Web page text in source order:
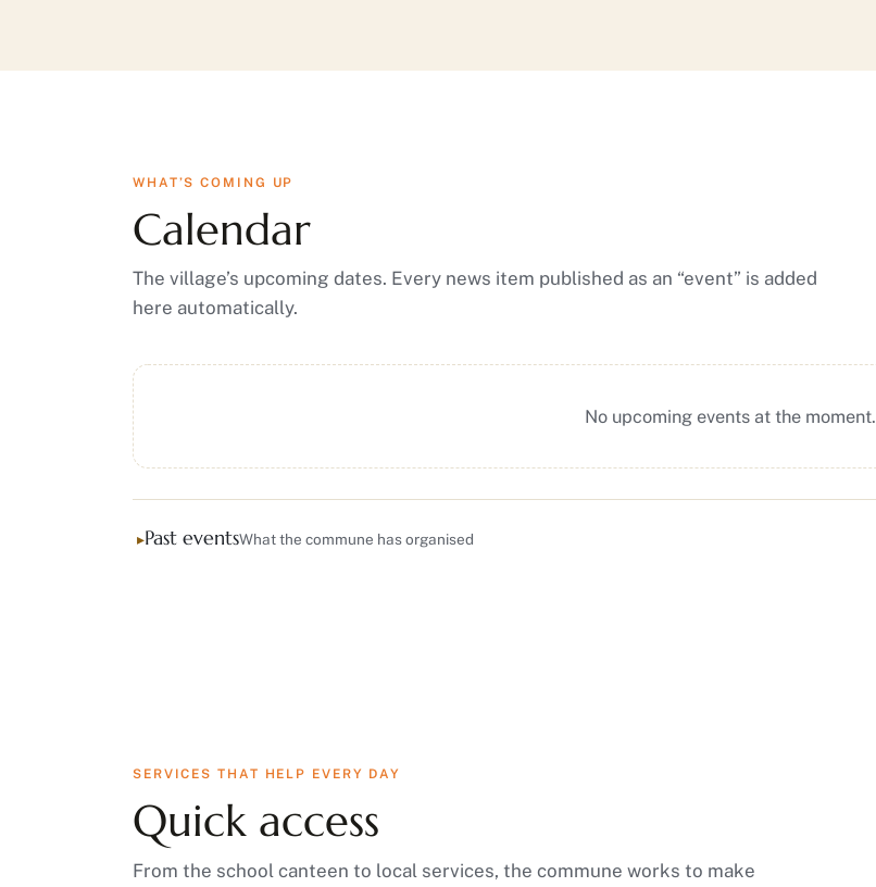
WHAT’S COMING UP
Calendar
The village’s upcoming dates. Every news item published as an “event” is added
here automatically.
No upcoming events at the moment.
Past eventsWhat the commune has organised
SERVICES THAT HELP EVERY DAY
Quick access
From the school canteen to local services, the commune works to make